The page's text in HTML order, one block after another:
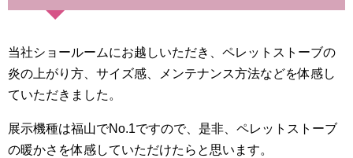
当社ショールームにお越しいただき、ペレットストーブの
炎の上がり方、サイズ感、メンテナンス方法などを体感し
ていただきました。
展示機種は福山でNo.1ですので、是非、ペレットストーブ
の暖かさを体感していただけたらと思います。